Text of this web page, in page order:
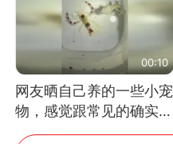
00:10
网友晒自己养的一些小宠
物，感觉跟常见的确实有
些不一样